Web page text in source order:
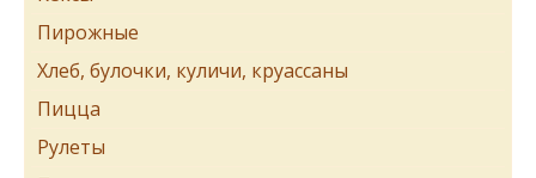
Пирожные
Хлеб, булочки, куличи, круассаны
Пицца
Рулеты